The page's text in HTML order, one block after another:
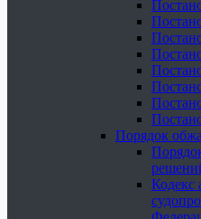
Порядок
Кодекс